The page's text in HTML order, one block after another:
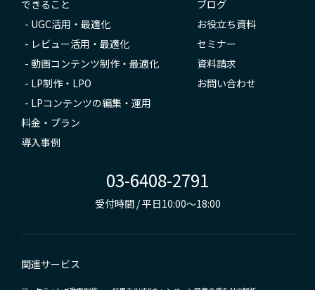
できること
- UGC活用・最適化
- レビュー活用・最適化
- 動画コンテンツ制作・最適化
- LP制作・LPO
- LPコンテンツの編集・運用
料金・プラン
導入事例
ブログ
お役立ち資料
セミナー
資料請求
お問い合わせ
03-6408-2791
受付時間 / 平日10:00～18:00
関連サービス